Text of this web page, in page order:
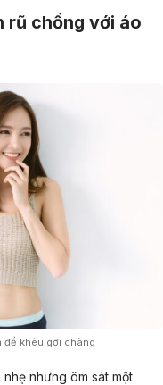
rũ chồng với áo
để khêu gợi chàng
nhưng ôm sát một